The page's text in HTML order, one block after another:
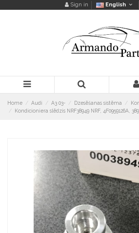
Sign in English
Home Audi A3 03- Dzesēšanas sistēma
Kondicioniera slēdzis NRF38949 NRF, 4F0959126A,